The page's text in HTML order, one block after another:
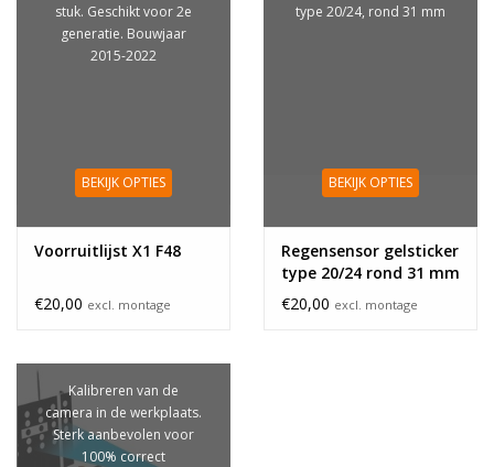
stuk. Geschikt voor 2e
generatie. Bouwjaar
2015-2022
BEKIJK OPTIES
Voorruitlijst X1 F48
€20,00 excl. montage
type 20/24, rond 31 mm
BEKIJK OPTIES
Regensensor gelsticker
type 20/24 rond 31 mm
€20,00 excl. montage
Kalibreren van de
camera in de werkplaats.
Sterk aanbevolen voor
100% correct